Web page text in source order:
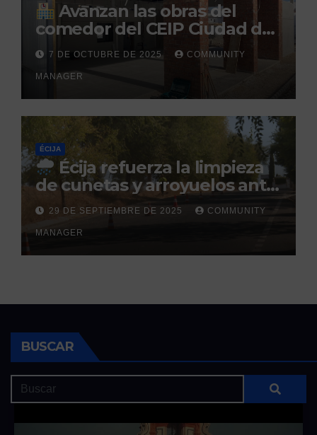
Avanzan las obras del
comedor del CEIP Ciudad del
Sol: su finalización está
prevista para finales de 2025
7 DE OCTUBRE DE 2025 COMMUNITY
MANAGER
ÉCIJA
Écija refuerza la limpieza
de cunetas y arroyuelos ante
la llegada de las lluvias
otoñales
29 DE SEPTIEMBRE DE 2025 COMMUNITY
MANAGER
BUSCAR